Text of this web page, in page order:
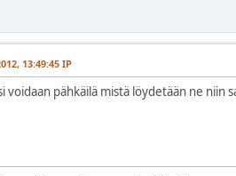
13:49:45 IP
voidaan pähkäilä mistä löydetään ne